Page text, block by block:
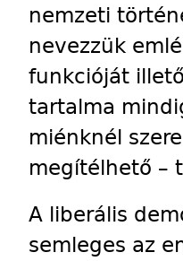
nemzeti
nevezzük
funkcióját
tartalma
miénknél
megítélhető –
A liberális
semleges az